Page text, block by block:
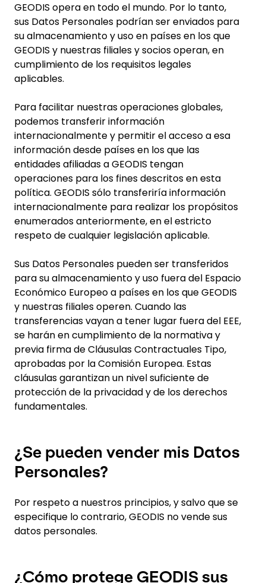
GEODIS opera en todo el mundo. Por lo tanto,
sus Datos Personales podrían ser enviados para
su almacenamiento y uso en países en los que
GEODIS y nuestras filiales y socios operan, en
cumplimiento de los requisitos legales
aplicables.
Para facilitar nuestras operaciones globales,
podemos transferir información
internacionalmente y permitir el acceso a esa
información desde países en los que las
entidades afiliadas a GEODIS tengan
operaciones para los fines descritos en esta
política. GEODIS sólo transferiría información
internacionalmente para realizar los propósitos
enumerados anteriormente, en el estricto
respeto de cualquier legislación aplicable.
Sus Datos Personales pueden ser transferidos
para su almacenamiento y uso fuera del Espacio
Económico Europeo a países en los que GEODIS
y nuestras filiales operen. Cuando las
transferencias vayan a tener lugar fuera del EEE,
se harán en cumplimiento de la normativa y
previa firma de Cláusulas Contractuales Tipo,
aprobadas por la Comisión Europea. Estas
cláusulas garantizan un nivel suficiente de
protección de la privacidad y de los derechos
fundamentales.
¿Se pueden vender mis Datos
Personales?
Por respeto a nuestros principios, y salvo que se
especifique lo contrario, GEODIS no vende sus
datos personales.
¿Cómo protege GEODIS sus